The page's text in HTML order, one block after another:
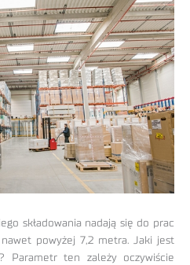
składowania nadają się do prac
powyżej 7,2 metra. Jaki jest
Parametr ten zależy oczywiście